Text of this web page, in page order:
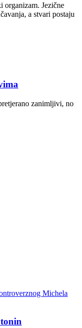
organizam. Jezične
a stvari postaju
zanimljivi, no